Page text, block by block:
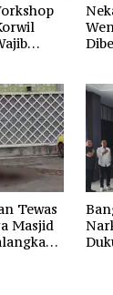
Tewas
Masjid